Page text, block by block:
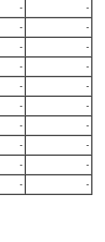
-
-
-
-
-
-
-
-
-
-
-
-
-
-
-
-
-
-
- -